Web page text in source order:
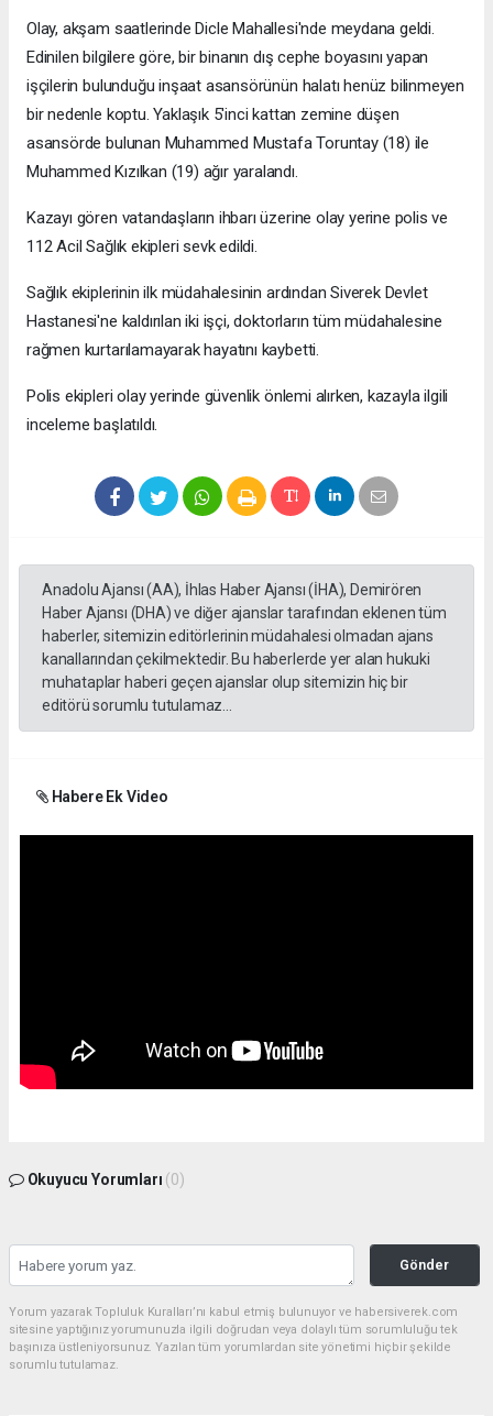
Olay, akşam saatlerinde Dicle Mahallesi'nde meydana geldi.
Edinilen bilgilere göre, bir binanın dış cephe boyasını yapan
işçilerin bulunduğu inşaat asansörünün halatı henüz bilinmeyen
bir nedenle koptu. Yaklaşık 5'inci kattan zemine düşen
asansörde bulunan Muhammed Mustafa Toruntay (18) ile
Muhammed Kızılkan (19) ağır yaralandı.
Kazayı gören vatandaşların ihbarı üzerine olay yerine polis ve
112 Acil Sağlık ekipleri sevk edildi.
Sağlık ekiplerinin ilk müdahalesinin ardından Siverek Devlet
Hastanesi'ne kaldırılan iki işçi, doktorların tüm müdahalesine
rağmen kurtarılamayarak hayatını kaybetti.
Polis ekipleri olay yerinde güvenlik önlemi alırken, kazayla ilgili
inceleme başlatıldı.
Anadolu Ajansı (AA), İhlas Haber Ajansı (İHA), Demirören
Haber Ajansı (DHA) ve diğer ajanslar tarafından eklenen tüm
haberler, sitemizin editörlerinin müdahalesi olmadan ajans
kanallarından çekilmektedir. Bu haberlerde yer alan hukuki
muhataplar haberi geçen ajanslar olup sitemizin hiç bir
editörü sorumlu tutulamaz...
Habere Ek Video
Okuyucu Yorumları (0)
Gönder
Yorum yazarak Topluluk Kuralları’nı kabul etmiş bulunuyor ve habersiverek.com
sitesine yaptığınız yorumunuzla ilgili doğrudan veya dolaylı tüm sorumluluğu tek
başınıza üstleniyorsunuz. Yazılan tüm yorumlardan site yönetimi hiçbir şekilde
sorumlu tutulamaz.